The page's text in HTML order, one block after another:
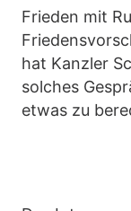
Frieden mit
hat Kanzler
solches
etwas zu